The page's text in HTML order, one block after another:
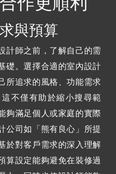
與預算
計師之前，了解自己的需
礎。選擇合適的室內設計
所追求的風格、功能需求
不僅有助於縮小搜尋範
夠滿足個人或家庭的實際
公司如「熊有良心」所提
於對客戶需求的深入理解
算設定能夠避免在裝修過